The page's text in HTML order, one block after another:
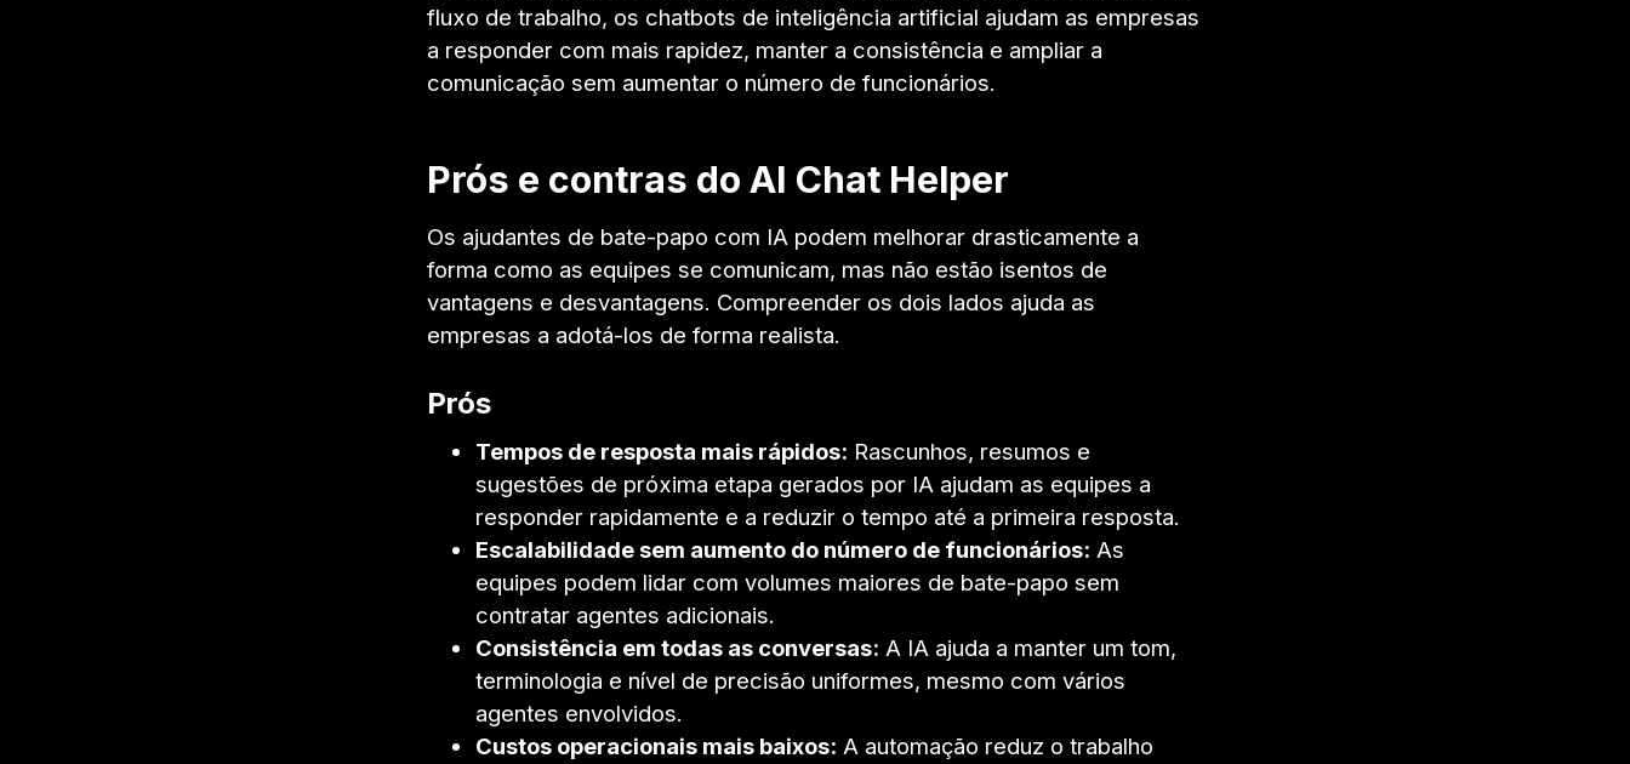
fluxo de trabalho, os chatbots de inteligência artificial ajudam as empresas
a responder com mais rapidez, manter a consistência e ampliar a
comunicação sem aumentar o número de funcionários.
Prós e contras do AI Chat Helper
Os ajudantes de bate-papo com IA podem melhorar drasticamente a
forma como as equipes se comunicam, mas não estão isentos de
vantagens e desvantagens. Compreender os dois lados ajuda as
empresas a adotá-los de forma realista.
Prós
Tempos de resposta mais rápidos: Rascunhos, resumos e
sugestões de próxima etapa gerados por IA ajudam as equipes a
responder rapidamente e a reduzir o tempo até a primeira resposta.
Escalabilidade sem aumento do número de funcionários: As
equipes podem lidar com volumes maiores de bate-papo sem
contratar agentes adicionais.
Consistência em todas as conversas: A IA ajuda a manter um tom,
terminologia e nível de precisão uniformes, mesmo com vários
agentes envolvidos.
Custos operacionais mais baixos: A automação reduz o trabalho